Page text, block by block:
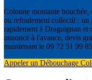
Colonne montante
ou refoulement collectif : un
rapidement à Draguignan et
annoncé à l'avance, devis
maintenant le 09 72 51 99
Appeler un Débouchage